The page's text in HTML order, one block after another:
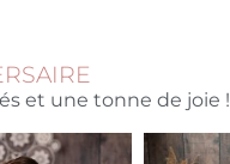
et une tonne de joie !